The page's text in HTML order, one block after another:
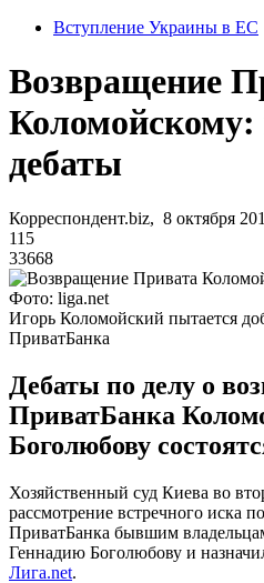
Вступление Украины в ЕС
Возвращение
Коломойскому:
дебаты
Корреспондент.biz, 8 октября
115
33668
Фото: liga.net
Игорь Коломойский пытается
ПриватБанка
Дебаты по делу о
ПриватБанка
Боголюбову
Хозяйственный суд Киева во
рассмотрение встречного иска
ПриватБанка бывшим
Геннадию Боголюбову и
Лига.net.